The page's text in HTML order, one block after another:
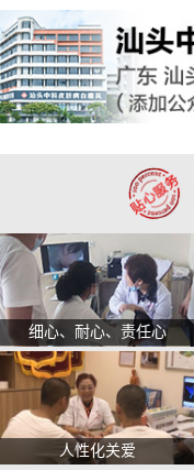
细心、耐心、责任心
人性化关爱